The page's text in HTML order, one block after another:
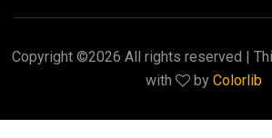
Copyright ©2026 All rights reserved |
with
by Colorlib